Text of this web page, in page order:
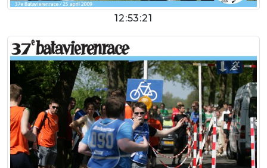
12:53:21